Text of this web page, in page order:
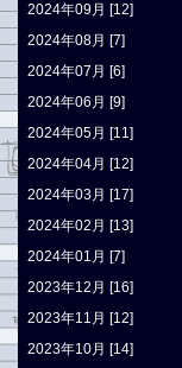
2024年09月 [12]
2024年08月 [7]
2024年07月 [6]
2024年06月 [9]
2024年05月 [11]
2024年04月 [12]
2024年03月 [17]
2024年02月 [13]
2024年01月 [7]
2023年12月 [16]
2023年11月 [12]
2023年10月 [14]